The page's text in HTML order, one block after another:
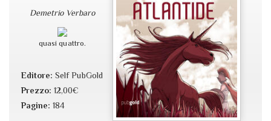
Demetrio Verbaro
quasi quattro.
Editore:Self PubGold
Prezzo:12,00€
Pagine:184